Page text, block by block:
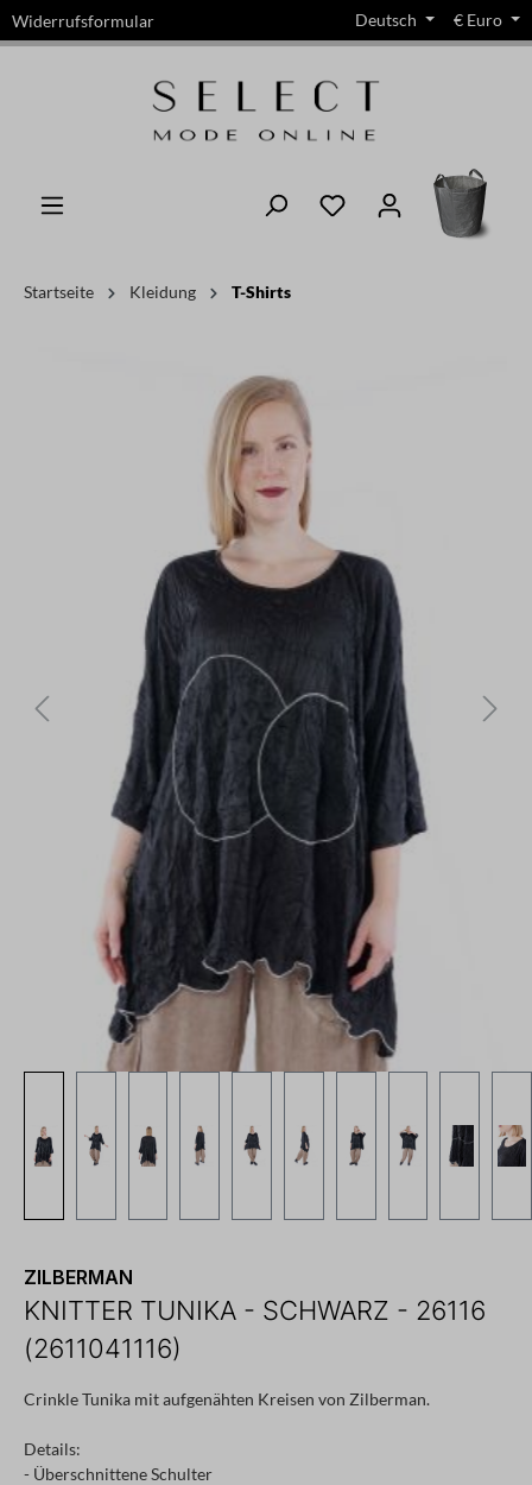
springen
Widerrufsformular Deutsch € Euro
Startseite Kleidung T-Shirts
ZILBERMAN
KNITTER TUNIKA - SCHWARZ - 26116
(2611041116)
Crinkle Tunika mit aufgenähten Kreisen von Zilberman.
Details:
- Überschnittene Schulter